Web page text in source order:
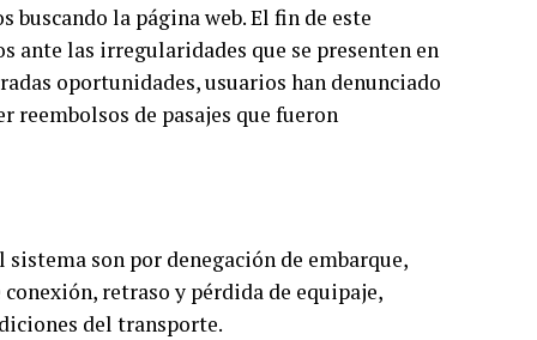
la página web. El fin de este
ante las irregularidades que se presenten en
oportunidades, usuarios han denunciado
reembolsos de pasajes que fueron
son por denegación de embarque,
retraso y pérdida de equipaje,
del transporte.